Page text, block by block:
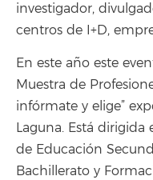
investigador,
centros de I+D,
En este año este
Muestra de
infórmate y elige”
Laguna. Está
de Educación
Bachillerato y